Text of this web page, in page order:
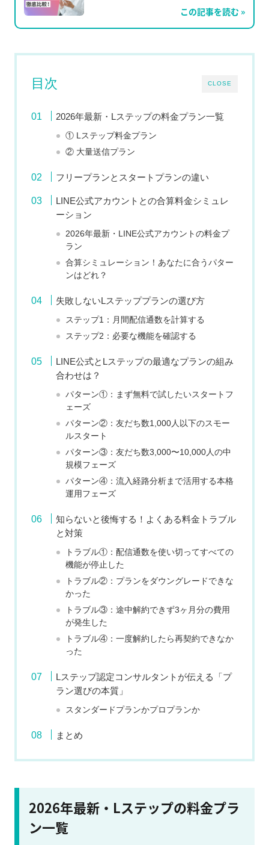
この記事を読む »
CLOSE
目次
2026年最新・Lステップの料金プラン一覧
① Lステップ料金プラン
② 大量送信プラン
フリープランとスタートプランの違い
LINE公式アカウントとの合算料金シミュレ
ーション
2026年最新・LINE公式アカウントの料金プ
ラン
合算シミュレーション！あなたに合うパター
ンはどれ？
失敗しないLステッププランの選び方
ステップ1：月間配信通数を計算する
ステップ2：必要な機能を確認する
LINE公式とLステップの最適なプランの組み
合わせは？
パターン①：まず無料で試したいスタートフ
ェーズ
パターン②：友だち数1,000人以下のスモー
ルスタート
パターン③：友だち数3,000〜10,000人の中
規模フェーズ
パターン④：流入経路分析まで活用する本格
運用フェーズ
知らないと後悔する！よくある料金トラブル
と対策
トラブル①：配信通数を使い切ってすべての
機能が停止した
トラブル②：プランをダウングレードできな
かった
トラブル③：途中解約できず3ヶ月分の費用
が発生した
トラブル④：一度解約したら再契約できなか
った
Lステップ認定コンサルタントが伝える「プ
ラン選びの本質」
スタンダードプランかプロプランか
まとめ
2026年最新・Lステップの料金プラ
ン一覧